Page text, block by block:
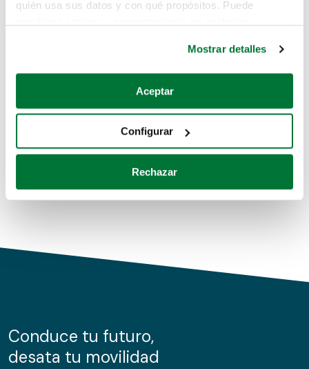
quién usa sus datos y con qué propósitos. Puede
Si lo permite, también quisiéramos:
Recopilar información sobre su ubicación geográfica
Identificar su dispositivo analizándolo activamente
para buscar características específicas (huellas
Obtenga más información sobre cómo se procesan sus
de cookies.
información sobre el uso que haga del sitio web con
nuestros partners de redes sociales, publicidad y análisis
Mostrar detalles
Aceptar
Configurar
Rechazar
buscando en alguno de estos enlaces:
Coches de segunda mano
Coches de km0
Conduce tu futuro,
desata tu movilidad